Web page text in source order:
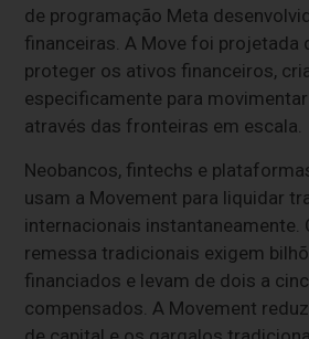
de programação Meta
financeiras. A Move foi projetada
proteger os ativos financeiros,
especificamente para
através das fronteiras em escala.
Neobancos, fintechs e
usam a Movement para liquidar
internacionais instantaneamente.
remessa tradicionais exigem
financiados e levam de dois a
compensados. A Movement